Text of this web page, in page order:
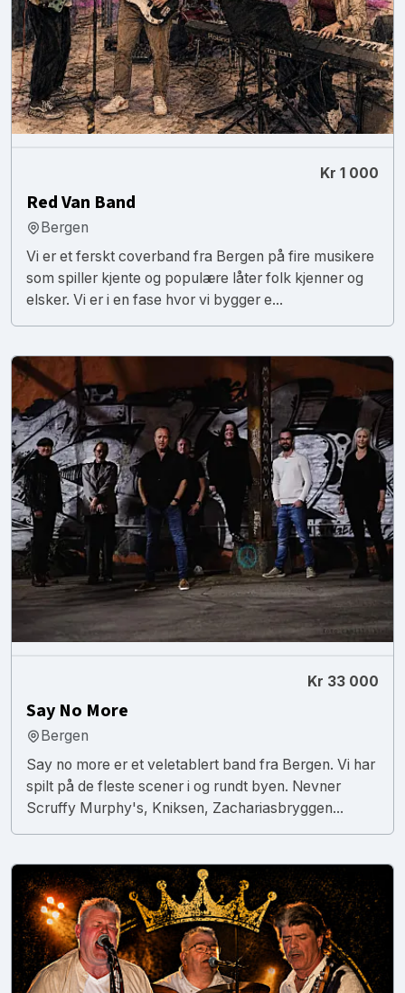
Kr 1 000
Red Van Band
Bergen
Vi er et ferskt coverband fra Bergen på fire musikere
som spiller kjente og populære låter folk kjenner og
elsker. Vi er i en fase hvor vi bygger e...
Kr 33 000
Say No More
Bergen
Say no more er et veletablert band fra Bergen. Vi har
spilt på de fleste scener i og rundt byen. Nevner
Scruffy Murphy's, Kniksen, Zachariasbryggen...